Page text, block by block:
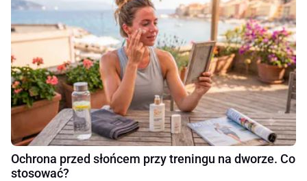
Ochrona przed słońcem przy treningu na dworze. Co
stosować?